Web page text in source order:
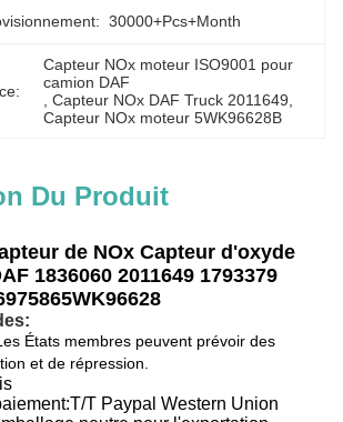
30000+Pcs+Month
Capteur NOx moteur ISO9001 pour
camion DAF
, Capteur NOx DAF Truck 2011649
Capteur NOx moteur 5WK96628B
Du Produit
de NOx Capteur d'oxyde
1836060 2011649 1793379
5WK96628
États membres peuvent prévoir des
et de répression.
T/T Paypal Western Union